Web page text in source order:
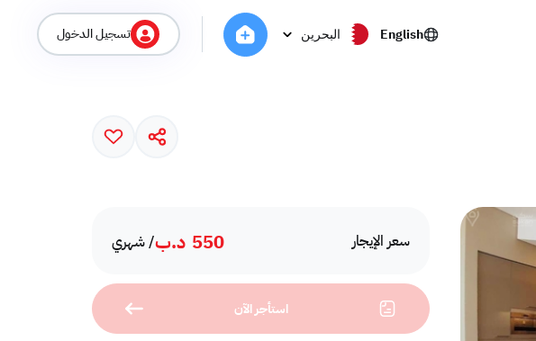
English البحرين تسجيل الدخول
سعر الإيجار 550 د.ب/ شهري
استأجر الآن